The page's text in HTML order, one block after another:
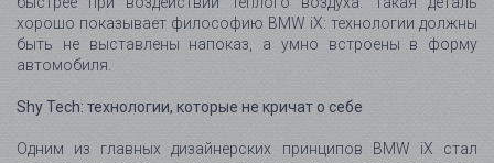
автомобилей BMW.
Уже в стандартной комплектации BMW iX получил
светодиодные фары, а в качестве опции предлагались BMW
функцию указателей поворота, а общий образ передней части
механической агрессии, больше цифровой точности.